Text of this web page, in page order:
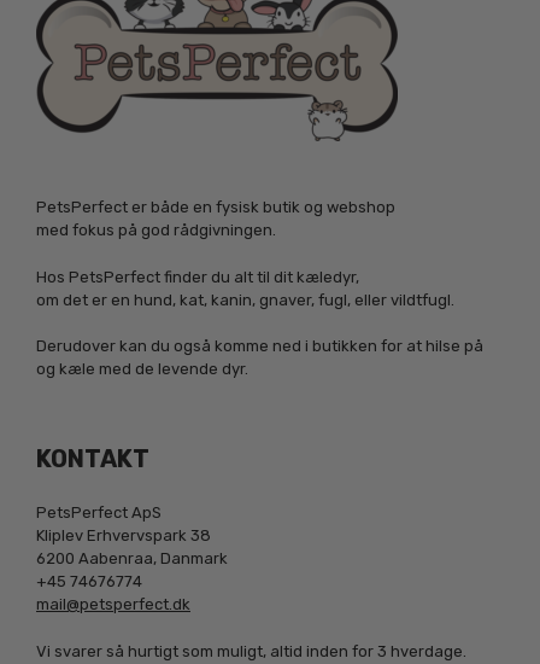
PetsPerfect er både en fysisk butik og webshop
med fokus på god rådgivningen.
Hos PetsPerfect finder du alt til dit kæledyr,
om det er en hund, kat, kanin, gnaver, fugl, eller vildtfugl.
Derudover kan du også komme ned i butikken for at hilse på
og kæle med de levende dyr.
KONTAKT
PetsPerfect ApS
Kliplev Erhvervspark 38
6200 Aabenraa, Danmark
+45 74676774
mail@petsperfect.dk
Vi svarer så hurtigt som muligt, altid inden for 3 hverdage.